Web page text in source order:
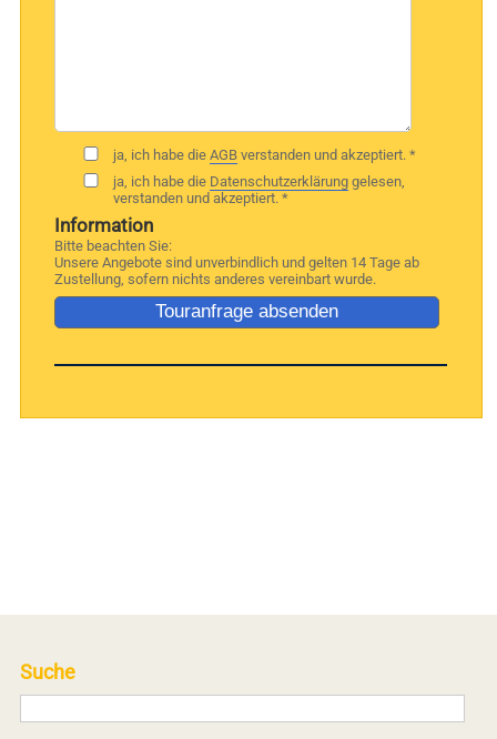
ja, ich habe dieAGB verstanden und akzeptiert. *
ja, ich habe die Datenschutzerklärung gelesen,
verstanden und akzeptiert. *
Information
Bitte beachten Sie:
Unsere Angebote sind unverbindlich und gelten 14 Tage ab
Zustellung, sofern nichts anderes vereinbart wurde.
Suche